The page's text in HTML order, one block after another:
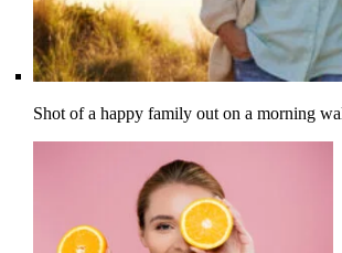
Shot of a happy family out on a morning